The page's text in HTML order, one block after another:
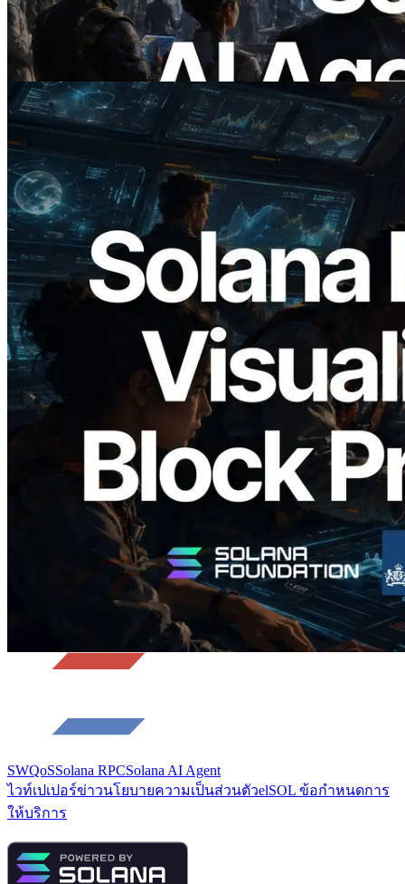
แบบ On Demand
อ่านบทความนี้
2026.05.24
Validators Solutions เปิดตัว Solana Block
Analyzer — แสดงเวลาการผลิตบล็อก
ระดับ slot และบาลิเดเตอร์ที่รับผิดชอบ
SWQoSSolana RPCSolana AI Agent
ไวท์เปเปอร์ข่าวนโยบายความเป็นส่วนตัวelSOL ข้อกำหนดการ
ให้บริการ